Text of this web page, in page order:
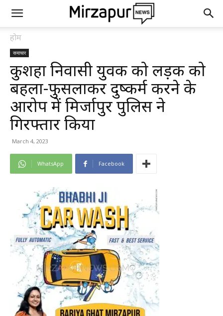
होम
समाचार
कुशहा निवासी युवक को लड़की को
बहला-फुसलाकर दुष्कर्म करने के
आरोप में मिर्जापुर पुलिस ने
गिरफ्तार किया
March 4, 2023
WhatsApp Facebook